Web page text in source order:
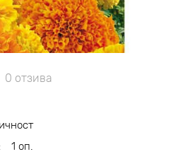
0 отзива
1 оп.